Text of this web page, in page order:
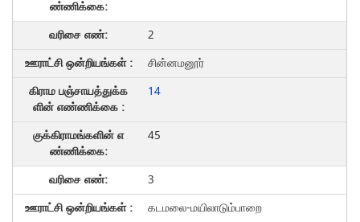
2
சின்னமனூர்
14
45
3
கடமலை-மயிலாடும்பாறை